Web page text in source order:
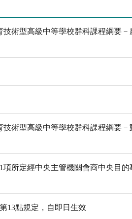
術型高級中等學校群科課程綱要－
術型高級中等學校群科課程綱要－
所定經中央主管機關會商中央目的
13點規定，自即日生效